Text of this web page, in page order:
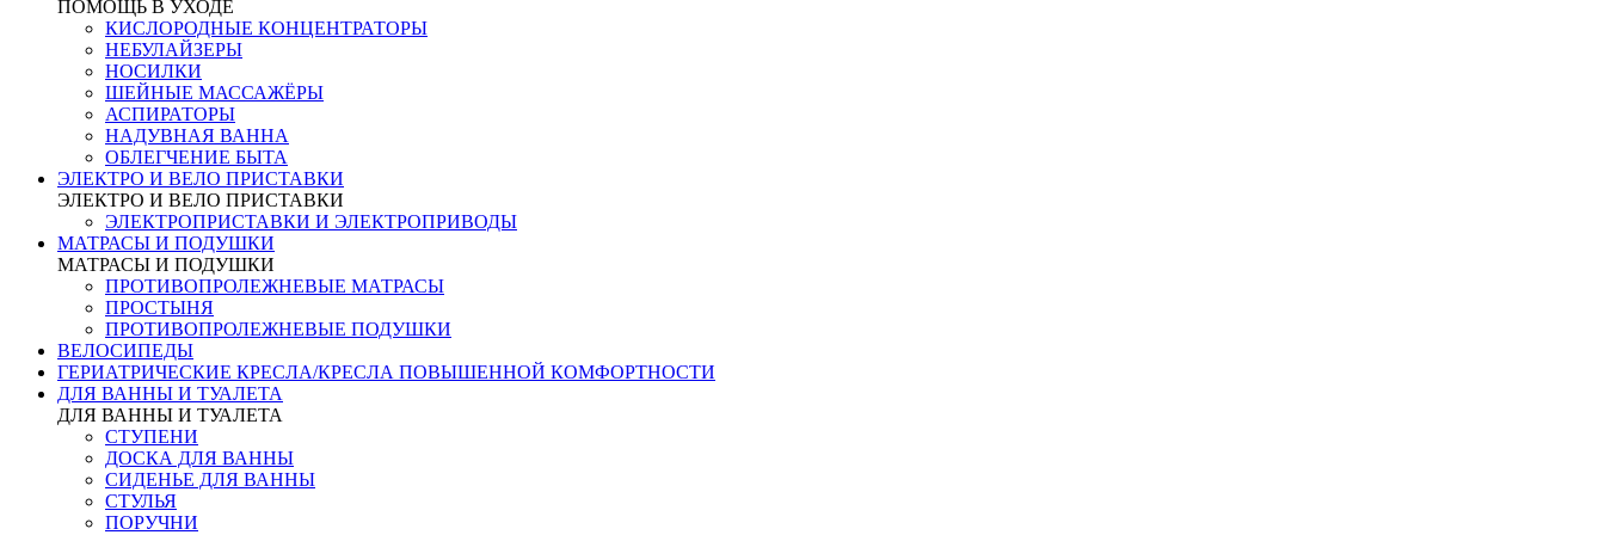
ПОМОЩЬ В УХОДЕ
КИСЛОРОДНЫЕ КОНЦЕНТРАТОРЫ
НЕБУЛАЙЗЕРЫ
НОСИЛКИ
ШЕЙНЫЕ МАССАЖЁРЫ
АСПИРАТОРЫ
НАДУВНАЯ ВАННА
ОБЛЕГЧЕНИЕ БЫТА
ЭЛЕКТРО И ВЕЛО ПРИСТАВКИ
ЭЛЕКТРО И ВЕЛО ПРИСТАВКИ
ЭЛЕКТРОПРИСТАВКИ И ЭЛЕКТРОПРИВОДЫ
МАТРАСЫ И ПОДУШКИ
МАТРАСЫ И ПОДУШКИ
ПРОТИВОПРОЛЕЖНЕВЫЕ МАТРАСЫ
ПРОСТЫНЯ
ПРОТИВОПРОЛЕЖНЕВЫЕ ПОДУШКИ
ВЕЛОСИПЕДЫ
ГЕРИАТРИЧЕСКИЕ КРЕСЛА/КРЕСЛА ПОВЫШЕННОЙ КОМФОРТНОСТИ
ДЛЯ ВАННЫ И ТУАЛЕТА
ДЛЯ ВАННЫ И ТУАЛЕТА
СТУПЕНИ
ДОСКА ДЛЯ ВАННЫ
СИДЕНЬЕ ДЛЯ ВАННЫ
СТУЛЬЯ
ПОРУЧНИ